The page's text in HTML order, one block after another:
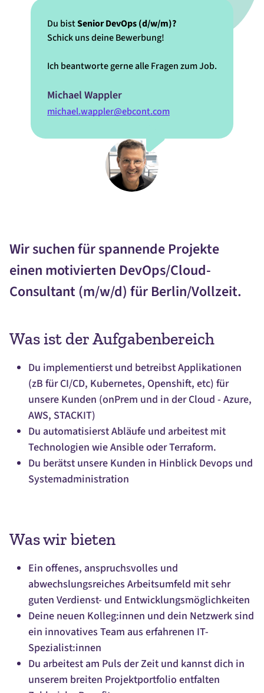
Du bistSenior DevOps (d/w/m)?
Schick uns deine Bewerbung!
Ich beantworte gerne alle Fragen zum Job.
Michael Wappler
michael.wappler@ebcont.com
Wir suchen für spannende Projekte
einen motivierten DevOps/Cloud-
Consultant (m/w/d) für Berlin/Vollzeit.
Was ist der Aufgabenbereich
Du implementierst und betreibst Applikationen
(zB für CI/CD, Kubernetes, Openshift, etc) für
unsere Kunden (onPrem und in der Cloud - Azure,
AWS, STACKIT)
Du automatisierst Abläufe und arbeitest mit
Technologien wie Ansible oder Terraform.
Du berätst unsere Kunden in Hinblick Devops und
Systemadministration
Was wir bieten
Ein offenes, anspruchsvolles und
abwechslungsreiches Arbeitsumfeld mit sehr
guten Verdienst- und Entwicklungsmöglichkeiten
Deine neuen Kolleg:innen und dein Netzwerk sind
ein innovatives Team aus erfahrenen IT-
Spezialist:innen
Du arbeitest am Puls der Zeit und kannst dich in
unserem breiten Projektportfolio entfalten